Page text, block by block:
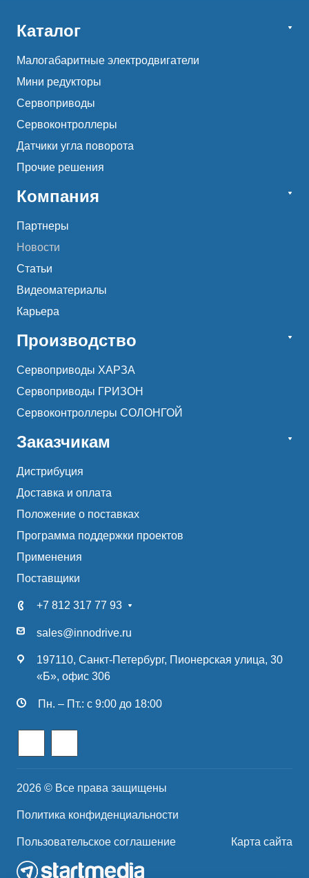
Каталог
Малогабаритные электродвигатели
Мини редукторы
Сервоприводы
Сервоконтроллеры
Датчики угла поворота
Прочие решения
Компания
Партнеры
Новости
Статьи
Видеоматериалы
Карьера
Производство
Сервоприводы ХАРЗА
Сервоприводы ГРИЗОН
Сервоконтроллеры СОЛОНГОЙ
Заказчикам
Дистрибуция
Доставка и оплата
Положение о поставках
Программа поддержки проектов
Применения
Поставщики
+7 812 317 77 93
sales@innodrive.ru
197110, Санкт-Петербург, Пионерская улица, 30
«Б», офис 306
Пн. – Пт.: с 9:00 до 18:00
2026 © Все права защищены
Политика конфиденциальности
Пользовательское соглашение Карта сайта